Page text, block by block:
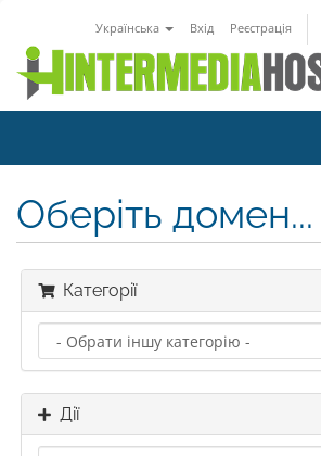
Українська Вхід Реєстрація
Оберіть домен...
Категорії
Дії